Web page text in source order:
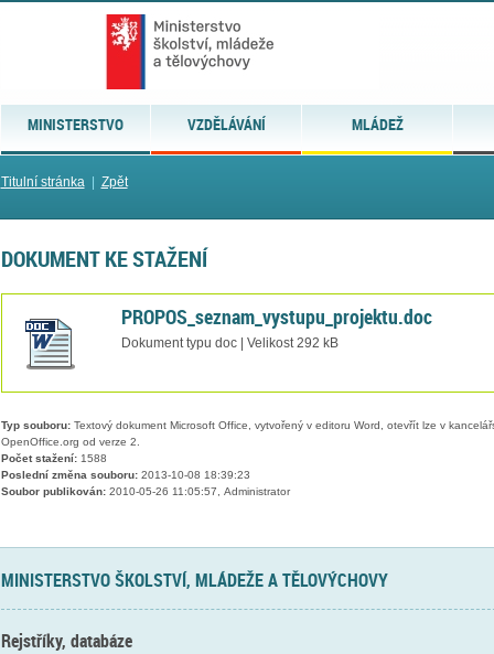
MINISTERSTVO VZDĚLÁVÁNÍ MLÁDEŽ
Titulní stránka| Zpět
DOKUMENT KE STAŽENÍ
PROPOS_seznam_vystupu_projektu.doc
Dokument typu doc | Velikost 292 kB
Typ souboru:Textový dokument Microsoft Office, vytvořený v editoru Word, otevřít lze v
OpenOffice.org od verze 2.
Počet stažení:1588
Poslední změna souboru:2013-10-08 18:39:23
Soubor publikován:2010-05-26 11:05:57, Administrator
MINISTERSTVO ŠKOLSTVÍ, MLÁDEŽE A TĚLOVÝCHOVY
Rejstříky, databáze